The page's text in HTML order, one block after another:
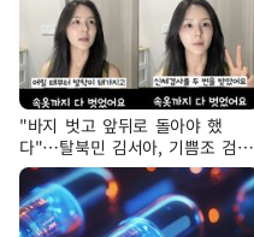
"바지 벗고 앞뒤로 돌아야 했
다"…탈북민 김서아, 기쁨조 검사
수치심 회상